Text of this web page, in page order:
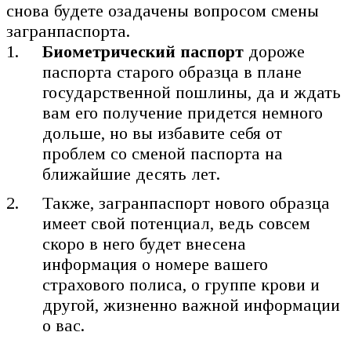
снова будете озадачены вопросом смены
загранпаспорта.
Биометрический паспорт дороже
паспорта старого образца в плане
государственной пошлины, да и ждать
вам его получение придется немного
дольше, но вы избавите себя от
проблем со сменой паспорта на
ближайшие десять лет.
Также, загранпаспорт нового образца
имеет свой потенциал, ведь совсем
скоро в него будет внесена
информация о номере вашего
страхового полиса, о группе крови и
другой, жизненно важной информации
о вас.